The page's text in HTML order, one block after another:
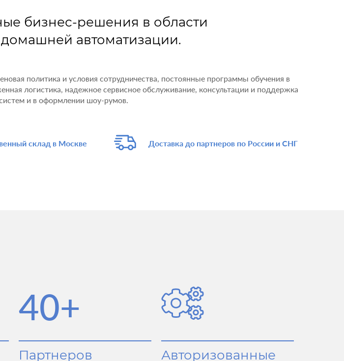
бизнес-решения в области
автоматизации.
политика и условия сотрудничества, постоянные программы обучения в
логистика, надежное сервисное обслуживание, консультации и поддержка
и в оформлении шоу-румов.
склад в Москве Доставка до партнеров по России и СНГ
40+
Партнеров
Авторизованные